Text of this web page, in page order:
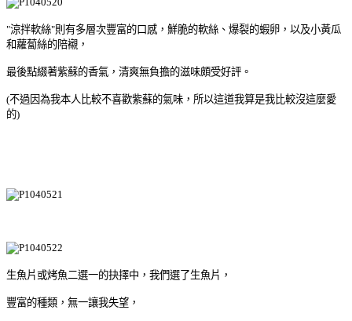
"涼拌軟絲"則有多層次豐富的口感，鮮脆的軟絲、爆裂的蝦卵，以及小黃瓜
和蘿蔔絲的陪襯，
最後點綴著紫蘇的香氣，清爽無負擔的滋味頗受好評。
(不過因為我本人比較不喜歡紫蘇的氣味，所以這道我算是我比較沒這麼愛
的)
生魚片或烤魚二選一的抉擇中，我們選了生魚片，
豐富的種類，無一讓我失望，